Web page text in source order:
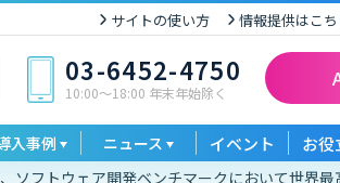
サイトの使い方 情報提供はこ
03-6452-4750
10:00〜18:00 年末年始除く
入事例 ニュース イベント お役
ソフトウェア開発ベンチマークにおいて世界